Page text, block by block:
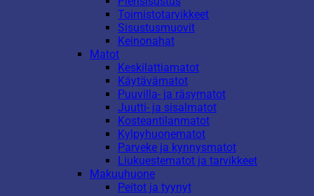
Toimistotarvikkeet
Sisustusmuovit
Keinonahat
Matot
Keskilattiamatot
Käytävämatot
Puuvilla- ja räsymatot
Juutti- ja sisalmatot
Kosteantilanmatot
Kylpyhuonematot
Parveke ja kynnysmatot
Liukuestematot ja tarvikkeet
Makuuhuone
Peitot ja tyynyt